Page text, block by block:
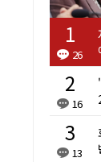
26
16
13